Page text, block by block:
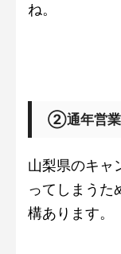
ね。
②通年営業
山梨県のキャ
ってしまうた
構あります。